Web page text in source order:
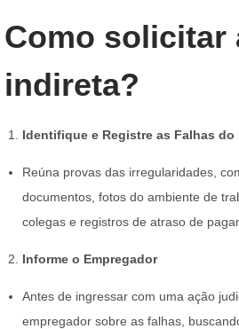
Como solicitar
indireta?
Identifique e Registre as Falhas do
Reúna provas das irregularidades,
documentos, fotos do ambiente de
colegas e registros de atraso de
Informe o Empregador
Antes de ingressar com uma ação
empregador sobre as falhas,